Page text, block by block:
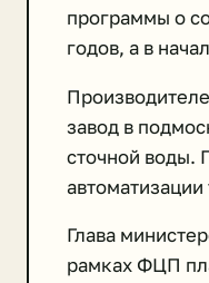
программы о
годов, а в
завод в
сточной воды.
Глава
рамках ФЦП